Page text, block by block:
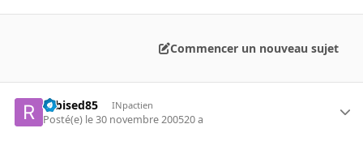
Commencer un nouveau sujet
rubised85 INpactien
Posté(e) le 30 novembre 200520 a